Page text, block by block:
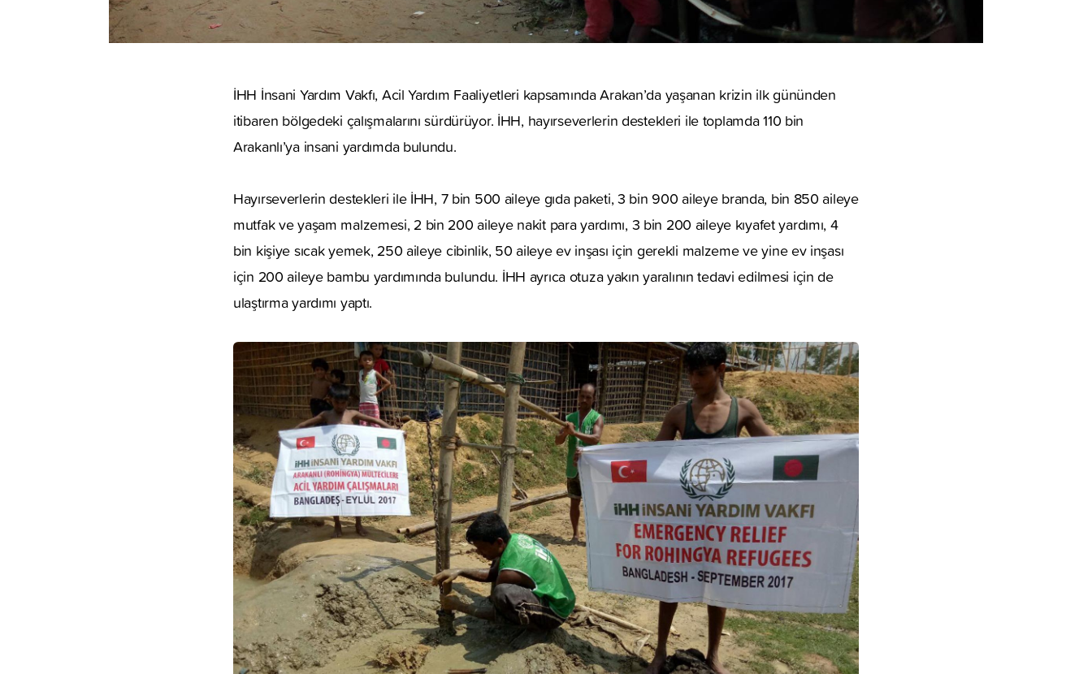
İHH İnsani Yardım Vakfı, Acil Yardım Faaliyetleri kapsamında Arakan’da yaşanan krizin ilk gününden
itibaren bölgedeki çalışmalarını sürdürüyor. İHH, hayırseverlerin destekleri ile toplamda 110 bin
Arakanlı’ya insani yardımda bulundu.
Hayırseverlerin destekleri ile İHH, 7 bin 500 aileye gıda paketi, 3 bin 900 aileye branda, bin 850 aileye
mutfak ve yaşam malzemesi, 2 bin 200 aileye nakit para yardımı, 3 bin 200 aileye kıyafet yardımı, 4
bin kişiye sıcak yemek, 250 aileye cibinlik, 50 aileye ev inşası için gerekli malzeme ve yine ev inşası
için 200 aileye bambu yardımında bulundu. İHH ayrıca otuza yakın yaralının tedavi edilmesi için de
ulaştırma yardımı yaptı.